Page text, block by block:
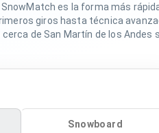
es la forma más
giros hasta técnica
de San Martín de los Andes
Snowboard